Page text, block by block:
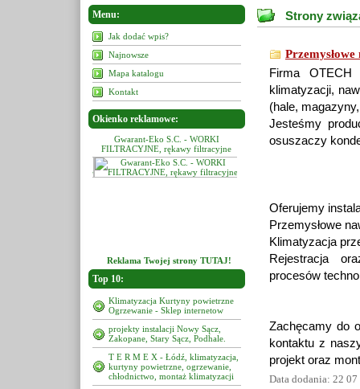
Menu:
Jak dodać wpis?
Najnowsze
Mapa katalogu
Kontakt
Okienko reklamowe:
Gwarant-Eko S.C. - WORKI
FILTRACYJNE, rękawy filtracyjne
Gwarant-Eko S.C. -
FILTRACYJNE, rękawy
Reklama Twojej strony TUTAJ!
Top 10:
Klimatyzacja Kurtyny powietrzne
Ogrzewanie - Sklep internetow
projekty instalacji Nowy Sącz,
Zakopane, Stary Sącz, Podhale.
T E R M E X - Łódź, klimatyzacja,
kurtyny powietrzne, ogrzewanie,
chłodnictwo, montaż klimatyzacji
Strony
Firma OTECH
klimatyzacji,
(hale,
Jesteśmy
osuszaczy
Oferujemy
Przemysłowe
Klimatyzacja
Rejestracja
procesów
Zachęcamy do
kontaktu z
projekt oraz
Data dodania: 22